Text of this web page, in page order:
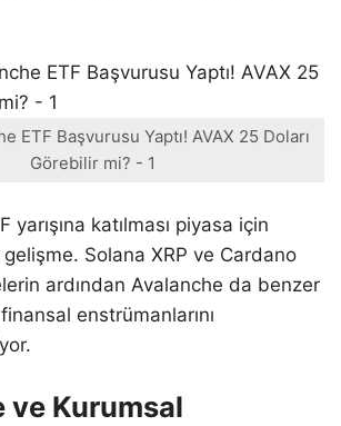
ETF Başvurusu Yaptı! AVAX 25 Doları
Görebilir mi? - 1
yarışına katılması piyasa için
Solana XRP ve Cardano
ardından Avalanche da benzer
enstrümanlarını
ve Kurumsal